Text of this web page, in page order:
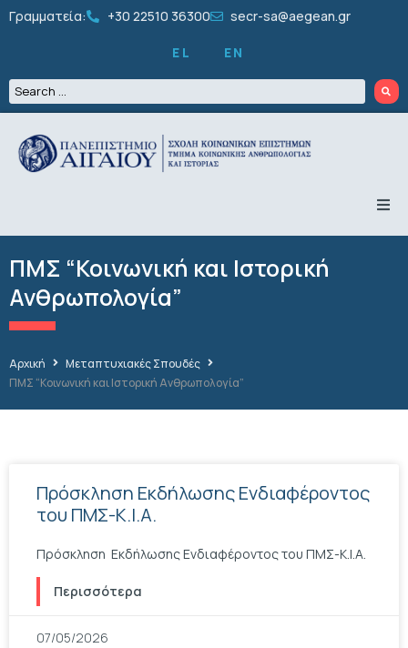
Γραμματεία: +30 22510 36300 secr-sa@aegean.gr
EL EN
ΤΟ ΤΜΗΜΑ
ΜΕΤΑΠΤΥΧΙΑΚΑ
ΔΙΔΑΚΤΟΡΙΚΑ
ΠΡΟΣΩΠΙΚΟ
ΕΡΕΥΝΑ
ΔΡΑΣΤΗΡΙΟΤΗΤΕΣ
ΑΝΑΚΟΙΝΩΣΕΙΣ
ΠΜΣ “Κοινωνική και Ιστορική
Ανθρωπολογία”
Αρχική
Μεταπτυχιακές Σπουδές
ΠΜΣ “Κοινωνική και Ιστορική Ανθρωπολογία”
Πρόσκληση Εκδήλωσης Ενδιαφέροντος
του ΠΜΣ-Κ.Ι.Α.
Πρόσκληση Εκδήλωσης Ενδιαφέροντος του ΠΜΣ-Κ.Ι.Α.
Περισσότερα
07/05/2026